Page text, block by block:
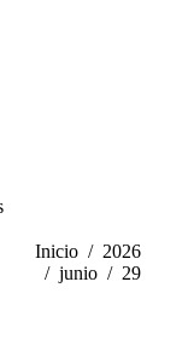
Estás aquí:
Inicio
2026
junio
29